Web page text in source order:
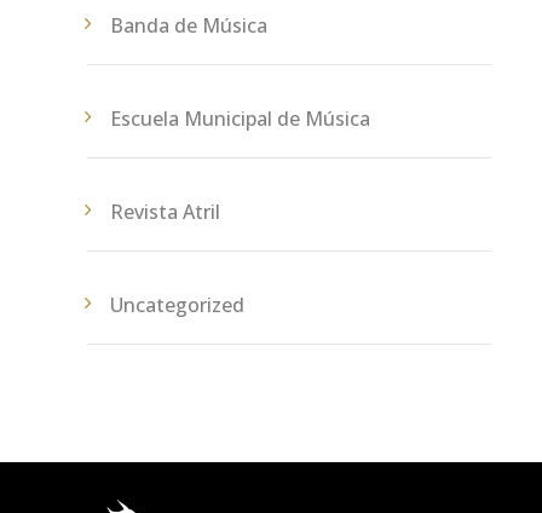
Banda de Música
Escuela Municipal de Música
Revista Atril
Uncategorized